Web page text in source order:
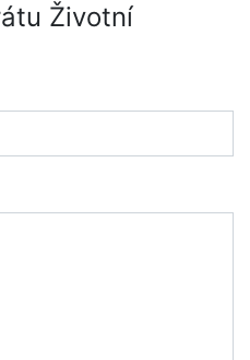
Životní